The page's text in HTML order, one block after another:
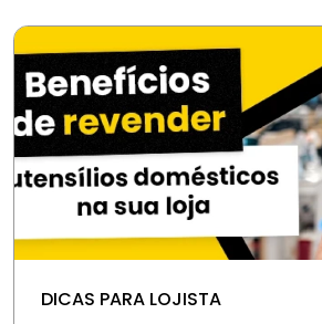
DICAS PARA LOJISTA